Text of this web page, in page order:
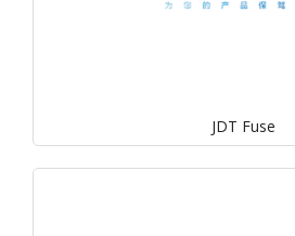
JDT Fuse